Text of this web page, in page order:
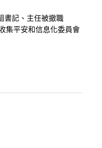
書記、主任被撤職
集平安和信息化委員會